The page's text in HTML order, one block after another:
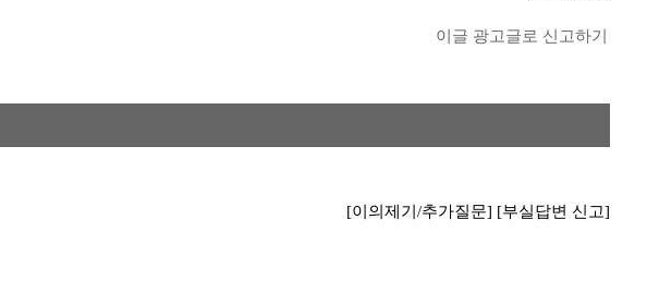
이글 광고글로 신고하기
[이의제기/추가질문] [부실답변 신고]